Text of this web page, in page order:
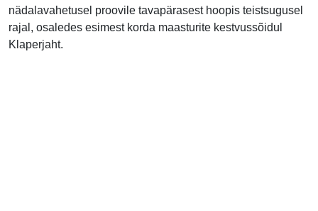
nädalavahetusel proovile tavapärasest hoopis teistsugusel
rajal, osaledes esimest korda maasturite kestvussõidul
Klaperjaht.